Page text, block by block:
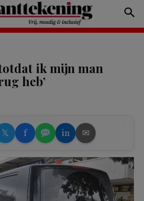
ik mijn man
heb’
𝕏 f in ✉